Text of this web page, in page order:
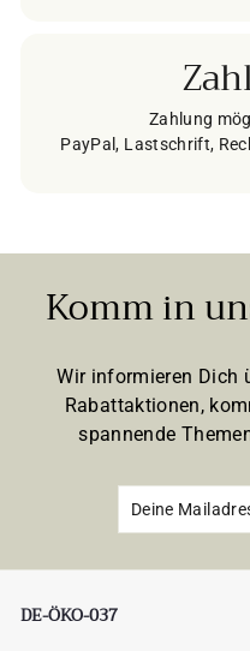
Zahlung
PayPal, Lastschrift,
Komm in
Wir informieren Dich
Rabattaktionen,
spannende
DE-ÖKO-037